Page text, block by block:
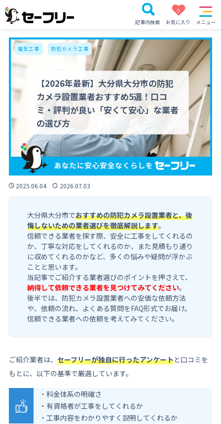
記事内検索
0
お気に入り
メニュー
【2026年最新】大分県大分市の防犯
カメラ設置業者おすすめ5選！口コ
ミ・評判が良い「安くて安心」な業者
の選び方
電気工事 防犯カメラ工事
2025.06.04 2026.07.03
大分県大分市でおすすめの防犯カメラ設置業者と、後
悔しないための業者選びを徹底解説します。
信頼できる業者を探す際、安全に工事をしてくれるの
か、丁寧な対応をしてくれるのか、また見積もり通り
に収めてくれるのかなど、多くの悩みや疑問が浮かぶ
ことと思います。
当記事でご紹介する業者選びのポイントを押さえて、
納得して依頼できる業者を見つけてみてください。
後半では、防犯カメラ設置業者への安価な依頼方法
や、依頼の流れ、よくある質問をFAQ形式でお届け。
信頼できる業者への依頼を考えてみてください。
ご紹介業者は、 セーフリーが独自に行ったアンケートと口コミを
もとに、以下の基準で厳選しています。
・料金体系の明確さ
・有資格者が工事をしてくれるか
・工事内容をわかりやすく説明してくれるか